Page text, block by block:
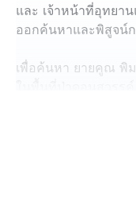
และ เจ้าหน้าที่อุทยา
ออกค้นหาและพิสูจน์
เพื่อค้นหา ยายคูณ พิม
อำเภอหนองบัวระเห